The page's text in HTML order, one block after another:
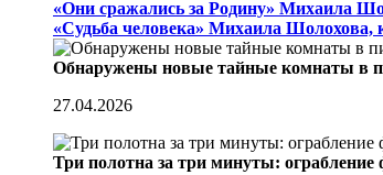
«Они сражались за Родину» Михаила
«Судьба человека» Михаила Шолохова,
Обнаружены новые тайные комнаты в
27.04.2026
Три полотна за три минуты: